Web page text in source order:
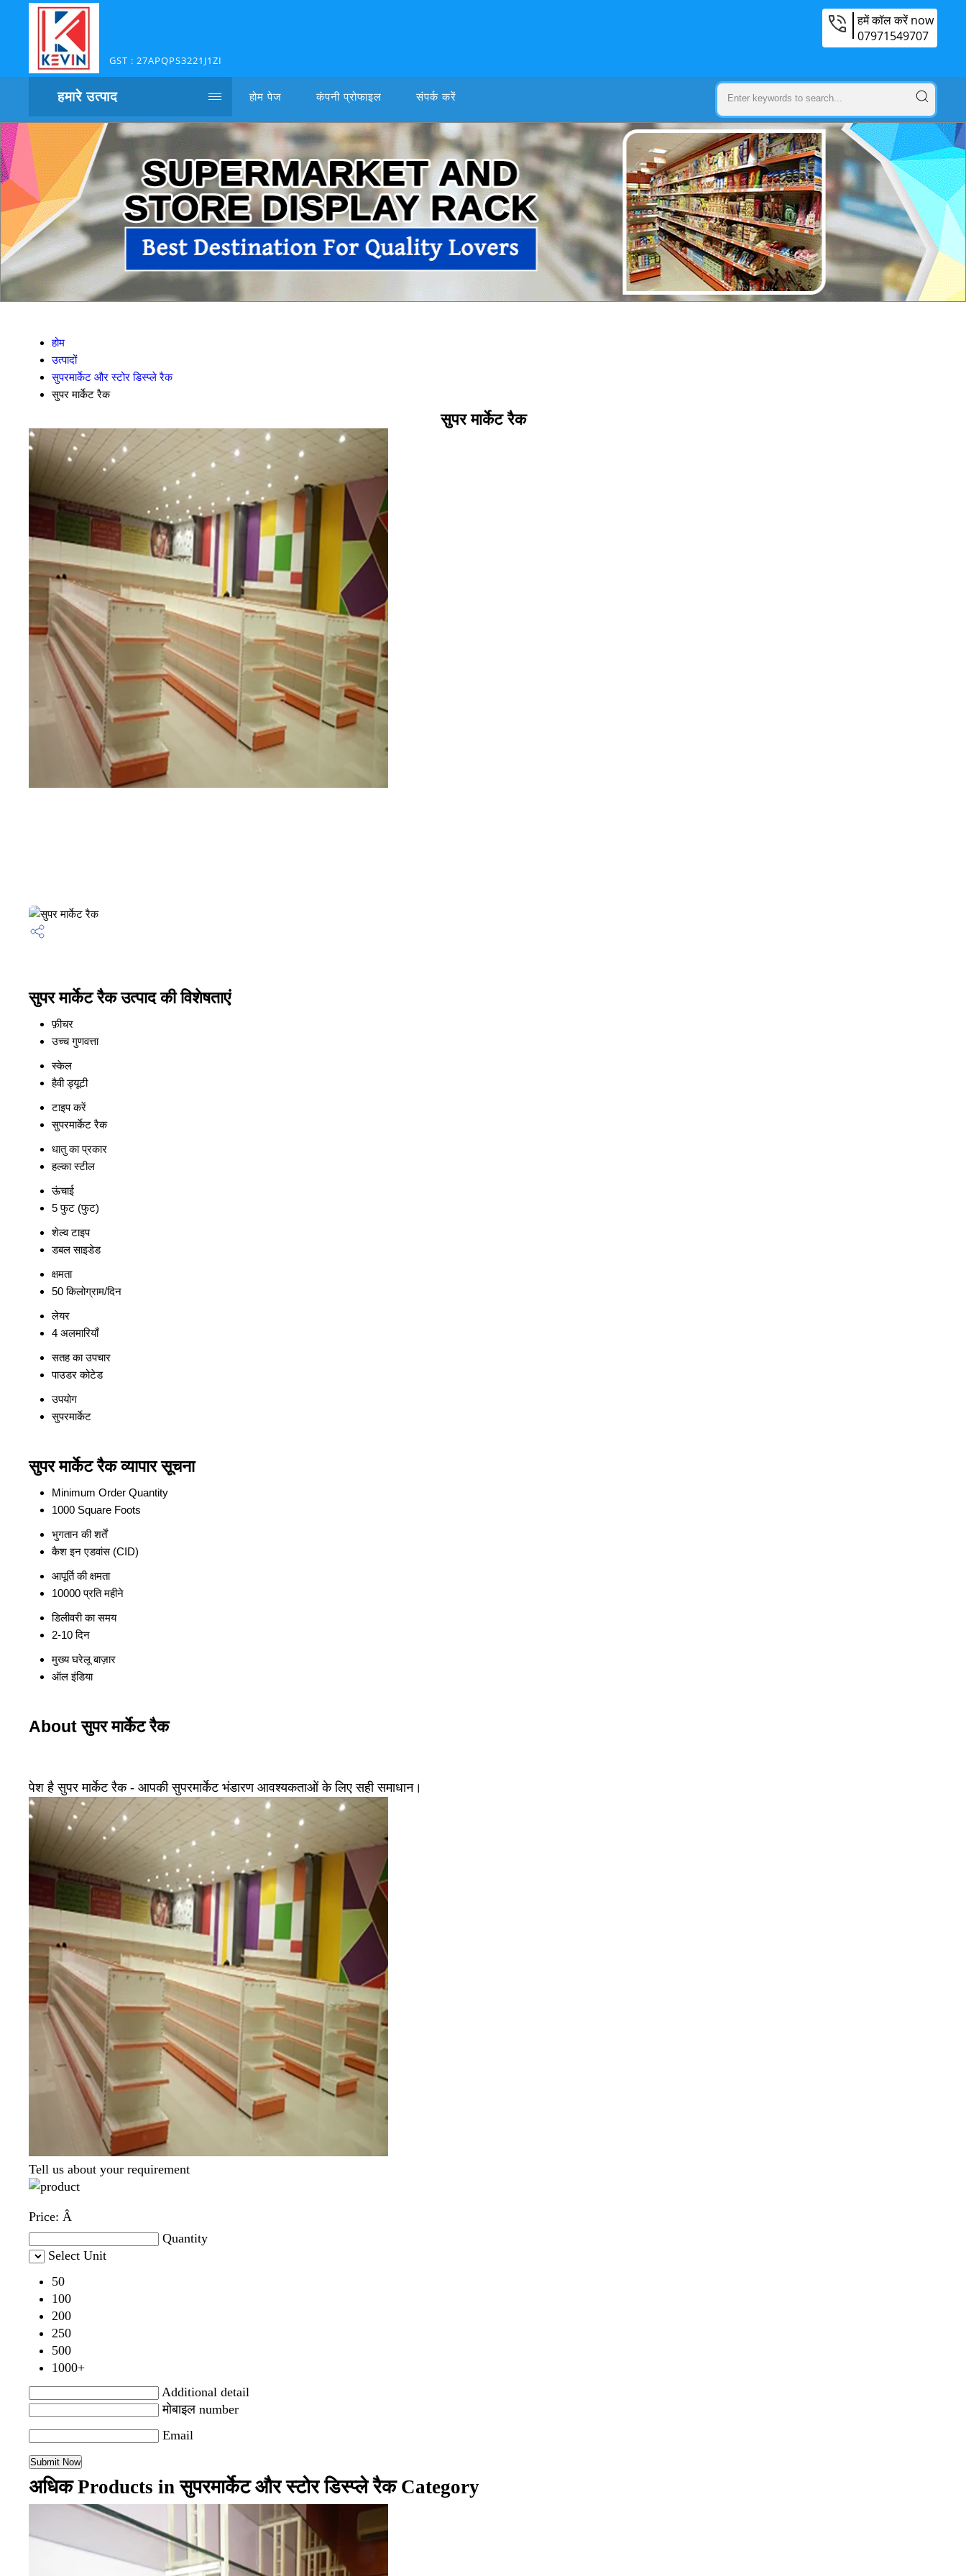
GST : 27APQPS3221J1ZI
हमें कॉल करें now
07971549707
हमारे उत्पाद होम पेज कंपनी प्रोफाइल संपर्क करें
होम
उत्पादों
सुपरमार्केट और स्टोर डिस्प्ले रैक
सुपर मार्केट रैक
सुपर मार्केट रैक
सुपर मार्केट रैक उत्पाद की विशेषताएं
फ़ीचर
उच्च गुणवत्ता
स्केल
हैवी ड्यूटी
टाइप करें
सुपरमार्केट रैक
धातु का प्रकार
हल्का स्टील
ऊंचाई
5 फुट (फुट)
शेल्व टाइप
डबल साइडेड
क्षमता
50 किलोग्राम/दिन
लेयर
4 अलमारियाँ
सतह का उपचार
पाउडर कोटेड
उपयोग
सुपरमार्केट
सुपर मार्केट रैक व्यापार सूचना
Minimum Order Quantity
1000 Square Foots
भुगतान की शर्तें
कैश इन एडवांस (CID)
आपूर्ति की क्षमता
10000 प्रति महीने
डिलीवरी का समय
2-10 दिन
मुख्य घरेलू बाज़ार
ऑल इंडिया
About सुपर मार्केट रैक
पेश है सुपर मार्केट रैक - आपकी सुपरमार्केट भंडारण आवश्यकताओं के लिए सही समाधान।
Tell us about your requirement
Price: Â
Quantity
Select Unit
50
100
200
250
500
1000+
Additional detail
मोबाइल number
Email
अधिक Products in सुपरमार्केट और स्टोर डिस्प्ले रैक Category